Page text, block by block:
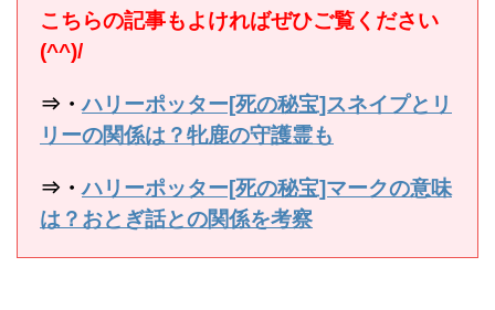
こちらの記事もよければぜひご覧ください
(^^)/
⇒・ハリーポッター[死の秘宝]スネイプとリ
リーの関係は？牝鹿の守護霊も
⇒・ハリーポッター[死の秘宝]マークの意味
は？おとぎ話との関係を考察